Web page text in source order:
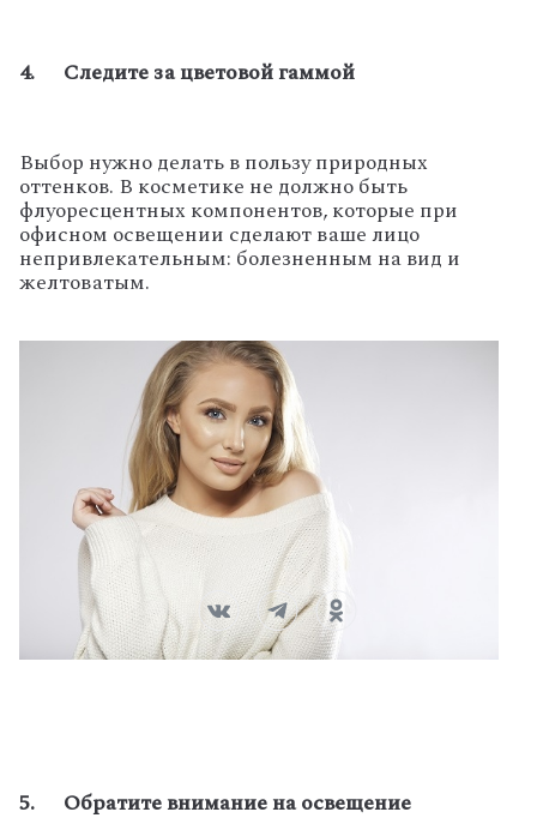
4. Следите за цветовой гаммой
Выбор нужно делать в пользу природных
оттенков. В косметике не должно быть
флуоресцентных компонентов, которые при
офисном освещении сделают ваше лицо
непривлекательным: болезненным на вид и
желтоватым.
5. Обратите внимание на освещение